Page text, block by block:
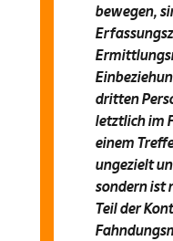
bewegen,
dritten
letztlich im
einem
ungezielt
sondern ist
Teil der